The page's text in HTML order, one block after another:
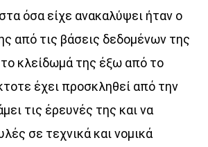
όσα είχε ανακαλύψει ήταν ο
από τις βάσεις δεδοµένων της
κλείδωµά της έξω από το
έχει προσκληθεί από την
τις έρευνές της και να
σε τεχνικά και νοµικά